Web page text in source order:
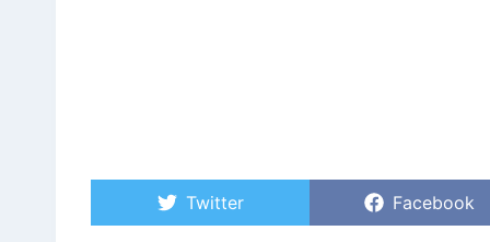
S
Twitter
S
Facebook